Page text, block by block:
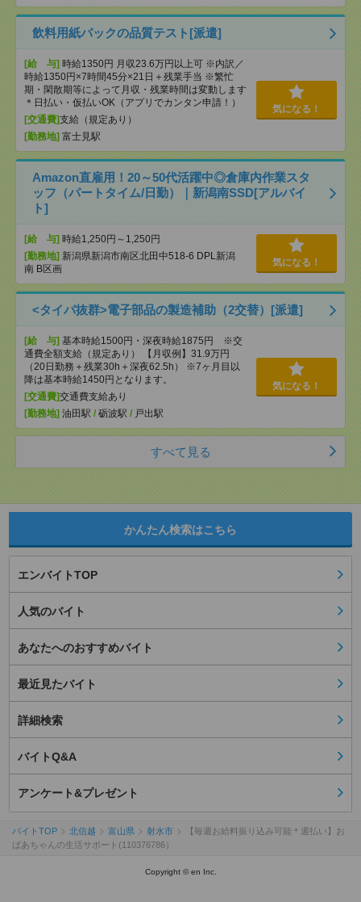
飲料用紙パックの品質テスト[派遣]
[給 与] 時給1350円 月収23.6万円以上可 ※内訳／
時給1350円×7時間45分×21日＋残業手当 ※繁忙
期・閑散期等によって月収・残業時間は変動します
＊日払い・仮払いOK（アプリでカンタン申請！）
[交通費]支給（規定あり）
[勤務地] 富士見駅
気になる！
Amazon直雇用！20～50代活躍中◎倉庫内作業スタ
ッフ（パートタイム/日勤）｜新潟南SSD[アルバイ
ト]
[給 与] 時給1,250円～1,250円
[勤務地] 新潟県新潟市南区北田中518-6 DPL新潟
南 B区画
気になる！
<タイパ抜群>電子部品の製造補助（2交替）[派遣]
[給 与] 基本時給1500円・深夜時給1875円 ※交
通費全額支給（規定あり） 【月収例】31.9万円
（20日勤務＋残業30h＋深夜62.5h） ※7ヶ月目以
降は基本時給1450円となります。
[交通費]交通費支給あり
[勤務地] 油田駅 / 砺波駅 / 戸出駅
気になる！
すべて見る
かんたん検索はこちら
エンバイトTOP
人気のバイト
あなたへのおすすめバイト
最近見たバイト
詳細検索
バイトQ&A
アンケート&プレゼント
バイトTOP 北信越 富山県 射水市
【毎週お給料振り込み可能＊週払い】お
ばあちゃんの生活サポート(110376786）
Copyright © en Inc.